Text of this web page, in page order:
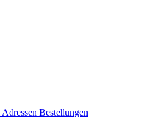
Adressen Bestellungen